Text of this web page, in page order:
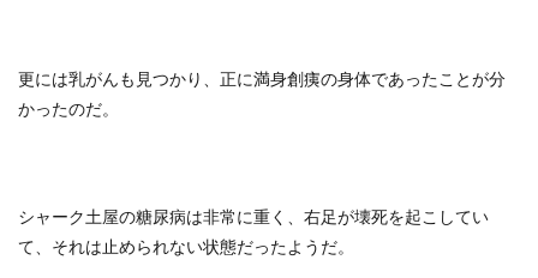
更には乳がんも見つかり、正に満身創痍の身体であったことが分
かったのだ。
シャーク土屋の糖尿病は非常に重く、右足が壊死を起こしてい
て、それは止められない状態だったようだ。